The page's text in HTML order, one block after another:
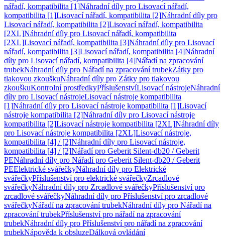
nářadí, kompatibilita [1]Náhradní díly pro Lisovací nářadí,
kompatibilita [1]Lisovací nářadí, kompatibilita [2]Náhradní díly pro
Lisovací nářadí, kompatibilita [2]Lisovací nářadí, kompatibilita
[2XL]Náhradní díly pro Lisovací nářadí, kompatibilita
[2XL]Lisovací nářadí, kompatibilita [3]Náhradní díly pro Lisovací
nářadí, kompatibilita [3]Lisovací nářadí, kompatibilita [4]Náhradní
díly pro Lisovací nářadí, kompatibilita [4]Nářadí na zpracování
trubekNáhradní díly pro Nářadí na zpracování trubekZátky pro
tlakovou zkouškuNáhradní díly pro Zátky pro tlakovou
zkouškuKontrolní prostředkyPříslušenstvíLisovací nástrojeNáhradní
díly pro Lisovací nástrojeLisovací nástroje kompatibilita
[1]Náhradní díly pro Lisovací nástroje kompatibilita [1]Lisovací
nástroje kompatibilita [2]Náhradní díly pro Lisovací nástroje
kompatibilita [2]Lisovací nástroje kompatibilita [2XL]Náhradní díly
pro Lisovací nástroje kompatibilita [2XL]Lisovací nástroje,
kompatibilita [4] / [2]Náhradní díly pro Lisovací nástroje,
kompatibilita [4] / [2]Nářadí pro Geberit Silent-db20 / Geberit
PENáhradní díly pro Nářadí pro Geberit Silent-db20 / Geberit
PEElektrické svářečkyNáhradní díly pro Elektrické
svářečkyPříslušenství pro elektrické svářečkyZrcadlové
svářečkyNáhradní díly pro Zrcadlové svářečkyPříslušenství pro
zrcadlové svářečkyNáhradní díly pro Příslušenství pro zrcadlové
svářečkyNářadí na zpracování trubekNáhradní díly pro Nářadí na
zpracování trubekPříslušenství pro nářadí na zpracování
trubekNáhradní díly pro Příslušenství pro nářadí na zpracování
trubekNápověda k obsluzeDálková ovládání